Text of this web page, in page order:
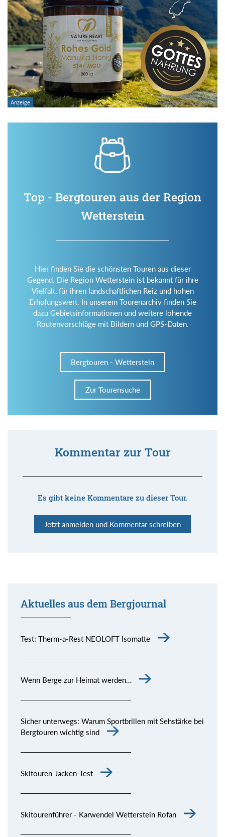
Top - Bergtouren aus der Region
Wetterstein
Hier finden Sie die schönsten Touren aus dieser
Gegend. Die Region Wetterstein ist bekannt für ihre
Vielfalt, für ihren landschaftlichen Reiz und hohen
Erholungswert. In unserem Tourenarchiv finden Sie
dazu Gebietsinformationen und weitere lohende
Routenvorschläge mit Bildern und GPS-Daten.
Bergtouren - Wetterstein
Zur Tourensuche
Kommentar zur Tour
Es gibt keine Kommentare zu dieser Tour.
Jetzt anmelden und Kommentar schreiben
Aktuelles aus dem Bergjournal
Test: Therm-a-Rest NEOLOFT Isomatte
Wenn Berge zur Heimat werden…
Sicher unterwegs: Warum Sportbrillen mit Sehstärke bei
Bergtouren wichtig sind
Skitouren-Jacken-Test
Skitourenführer - Karwendel Wetterstein Rofan